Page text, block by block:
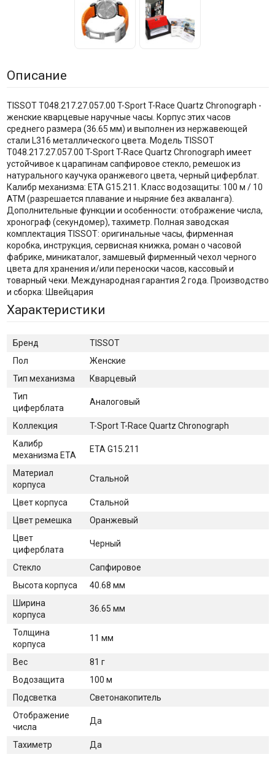
Описание
TISSOT T048.217.27.057.00 T-Sport T-Race Quartz Chronograph -
женские кварцевые наручные часы. Корпус этих часов
среднего размера (36.65 мм) и выполнен из нержавеющей
стали L316 металлического цвета. Модель TISSOT
T048.217.27.057.00 T-Sport T-Race Quartz Chronograph имеет
устойчивое к царапинам сапфировое стекло, ремешок из
натурального каучука оранжевого цвета, черный циферблат.
Калибр механизма: ETA G15.211. Класс водозащиты: 100 м / 10
АТМ (разрешается плавание и ныряние без акваланга).
Дополнительные функции и особенности: отображение числа,
хронограф (секундомер), тахиметр. Полная заводская
комплектация TISSOT: оригинальные часы, фирменная
коробка, инструкция, сервисная книжка, роман о часовой
фабрике, миникаталог, замшевый фирменный чехол черного
цвета для хранения и/или переноски часов, кассовый и
товарный чеки. Международная гарантия 2 года. Производство
и сборка: Швейцария
Характеристики
Бренд
TISSOT
Пол
Женские
Тип механизма
Кварцевый
Тип
циферблата
Аналоговый
Коллекция
T-Sport T-Race Quartz Chronograph
Калибр
механизма ETA
ETA G15.211
Материал
корпуса
Стальной
Цвет корпуса
Стальной
Цвет ремешка
Оранжевый
Цвет
циферблата
Черный
Стекло
Сапфировое
Высота корпуса
40.68 мм
Ширина
корпуса
36.65 мм
Толщина
корпуса
11 мм
Вес
81 г
Водозащита
100 м
Подсветка
Светонакопитель
Отображение
числа
Да
Тахиметр Да